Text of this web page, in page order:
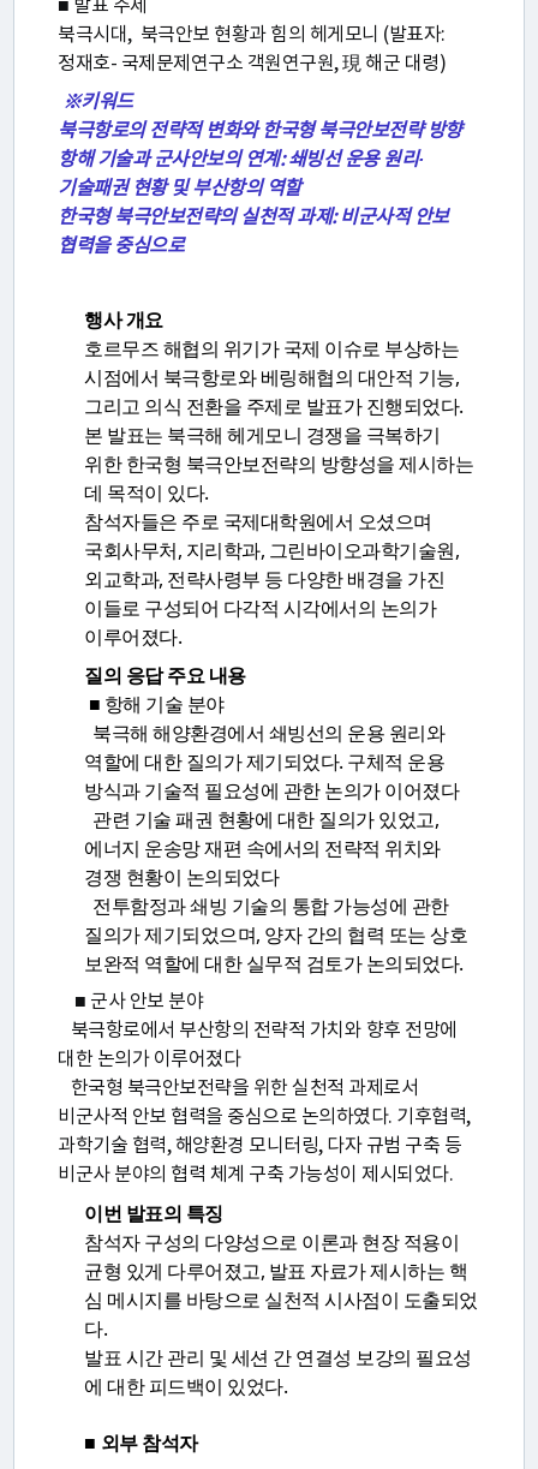
■ 발표 주제
북극시대, 북극안보 현황과 힘의 헤게모니 (발표자:
정재호- 국제문제연구소 객원연구원, 現 해군 대령)
※키워드
북극항로의 전략적 변화와 한국형 북극안보전략 방향
항해 기술과 군사안보의 연계: 쇄빙선 운용 원리·
기술패권 현황 및 부산항의 역할
한국형 북극안보전략의 실천적 과제: 비군사적 안보
협력을 중심으로
행사 개요
호르무즈 해협의 위기가 국제 이슈로 부상하는
시점에서 북극항로와 베링해협의 대안적 기능,
그리고 의식 전환을 주제로 발표가 진행되었다.
본 발표는 북극해 헤게모니 경쟁을 극복하기
위한 한국형 북극안보전략의 방향성을 제시하는
데 목적이 있다.
참석자들은 주로 국제대학원에서 오셨으며
국회사무처, 지리학과, 그린바이오과학기술원,
외교학과, 전략사령부 등 다양한 배경을 가진
이들로 구성되어 다각적 시각에서의 논의가
이루어졌다.
질의 응답 주요 내용
■ 항해 기술 분야
북극해 해양환경에서 쇄빙선의 운용 원리와
역할에 대한 질의가 제기되었다. 구체적 운용
방식과 기술적 필요성에 관한 논의가 이어졌다
관련 기술 패권 현황에 대한 질의가 있었고,
에너지 운송망 재편 속에서의 전략적 위치와
경쟁 현황이 논의되었다
전투함정과 쇄빙 기술의 통합 가능성에 관한
질의가 제기되었으며, 양자 간의 협력 또는 상호
보완적 역할에 대한 실무적 검토가 논의되었다.
■ 군사 안보 분야
북극항로에서 부산항의 전략적 가치와 향후 전망에
대한 논의가 이루어졌다
한국형 북극안보전략을 위한 실천적 과제로서
비군사적 안보 협력을 중심으로 논의하였다. 기후협력,
과학기술 협력, 해양환경 모니터링, 다자 규범 구축 등
비군사 분야의 협력 체계 구축 가능성이 제시되었다.
이번 발표의 특징
참석자 구성의 다양성으로 이론과 현장 적용이
균형 있게 다루어졌고, 발표 자료가 제시하는 핵
심 메시지를 바탕으로 실천적 시사점이 도출되었
다.
발표 시간 관리 및 세션 간 연결성 보강의 필요성
에 대한 피드백이 있었다.
■ 외부 참석자